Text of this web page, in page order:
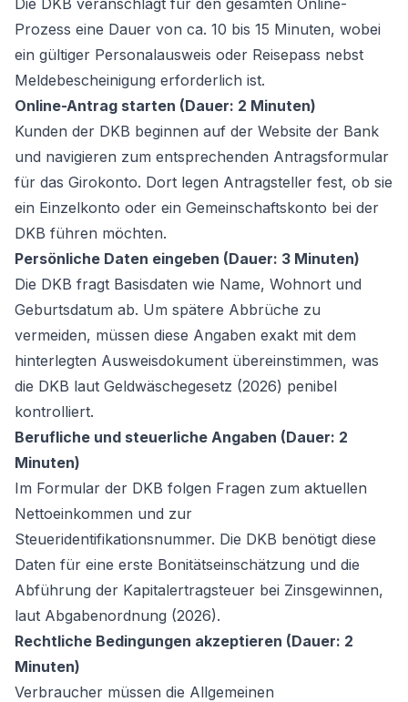
Die DKB veranschlagt für den gesamten Online-
Prozess eine Dauer von ca. 10 bis 15 Minuten, wobei
ein gültiger Personalausweis oder Reisepass nebst
Meldebescheinigung erforderlich ist.
Online-Antrag starten (Dauer: 2 Minuten)
Kunden der DKB beginnen auf der Website der Bank
und navigieren zum entsprechenden Antragsformular
für das Girokonto. Dort legen Antragsteller fest, ob sie
ein Einzelkonto oder ein Gemeinschaftskonto bei der
DKB führen möchten.
Persönliche Daten eingeben (Dauer: 3 Minuten)
Die DKB fragt Basisdaten wie Name, Wohnort und
Geburtsdatum ab. Um spätere Abbrüche zu
vermeiden, müssen diese Angaben exakt mit dem
hinterlegten Ausweisdokument übereinstimmen, was
die DKB laut Geldwäschegesetz (2026) penibel
kontrolliert.
Berufliche und steuerliche Angaben (Dauer: 2
Minuten)
Im Formular der DKB folgen Fragen zum aktuellen
Nettoeinkommen und zur
Steueridentifikationsnummer. Die DKB benötigt diese
Daten für eine erste Bonitätseinschätzung und die
Abführung der Kapitalertragsteuer bei Zinsgewinnen,
laut Abgabenordnung (2026).
Rechtliche Bedingungen akzeptieren (Dauer: 2
Minuten)
Verbraucher müssen die Allgemeinen